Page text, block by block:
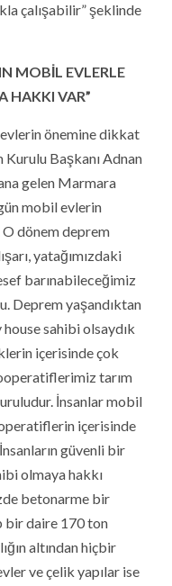
çalışabilir” şeklinde
MOBİL EVLERLE
HAKKI VAR”
önemine dikkat
Başkanı Adnan
gelen Marmara
mobil evlerin
dönem deprem
yatağımızdaki
barınabileceğimiz
Deprem yaşandıktan
sahibi olsaydık
içerisinde çok
tarım
İnsanlar mobil
içerisinde
güvenli bir
olmaya hakkı
betonarme bir
bir daire 170 ton
altından hiçbir
ve çelik yapılar ise